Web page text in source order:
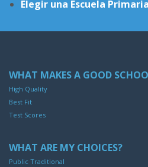
Elegir una Escuela Primaria
WHAT MAKES A GOOD
High Quality
Best Fit
Test Scores
WHAT ARE MY CHOICES?
Public Traditional